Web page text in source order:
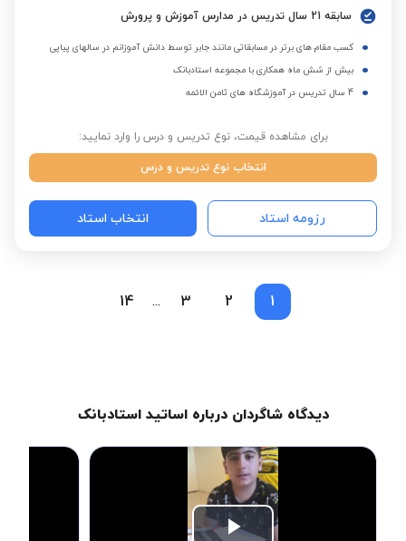
سابقه 21 سال تدریس در مدارس آموزش و پرورش
کسب مقام های برتر در مسابقاتی مانند جابر توسط دانش آموزانم در سالهای پیاپی
بیش از شش ماه همکاری با مجموعه استادبانک
4 سال تدریس در آموزشگاه های ثامن الائمه
برای مشاهده قیمت، نوع تدریس و درس را وارد نمایید:
انتخاب نوع تدریس و درس
رزومه استاد انتخاب استاد
1
2
3
...
14
دیدگاه شاگردان درباره اساتید استادبانک